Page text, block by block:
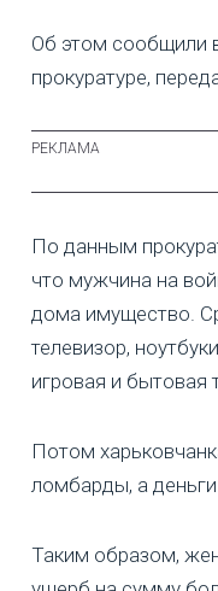
Об этом сообщили
прокуратуре,
По данным
что мужчина на
дома имущество.
телевизор,
игровая и бытовая
Потом
ломбарды, а деньги
Таким образом,